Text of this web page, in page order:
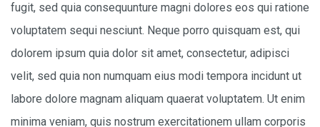
fugit, sed quia consequunture magni dolores eos qui ratione
voluptatem sequi nesciunt. Neque porro quisquam est, qui
dolorem ipsum quia dolor sit amet, consectetur, adipisci
velit, sed quia non numquam eius modi tempora incidunt ut
labore dolore magnam aliquam quaerat voluptatem. Ut enim
minima veniam, quis nostrum exercitationem ullam corporis